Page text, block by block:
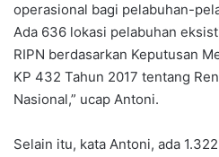
operasional bagi pelabuhan-
Ada 636 lokasi pelabuhan
RIPN berdasarkan Keputusan
KP 432 Tahun 2017 tentang
Nasional,” ucap Antoni.
Selain itu, kata Antoni, ada